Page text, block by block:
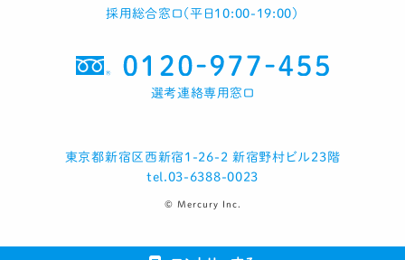
採用総合窓口（平日10:00-19:00）
選考連絡専用窓口
東京都新宿区西新宿1-26-2 新宿野村ビル23階
tel.03-6388-0023
© Mercury Inc.